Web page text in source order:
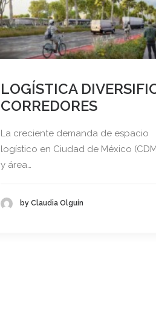
LOGÍSTICA
CORREDORES
La creciente demanda de espacio
logístico en Ciudad de México
y área…
by Claudia Olguín